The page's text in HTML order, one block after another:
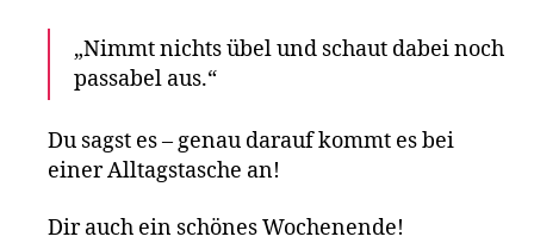
„Nimmt nichts übel und schaut dabei noch
passabel aus.“
Du sagst es – genau darauf kommt es bei
einer Alltagstasche an!
Dir auch ein schönes Wochenende!